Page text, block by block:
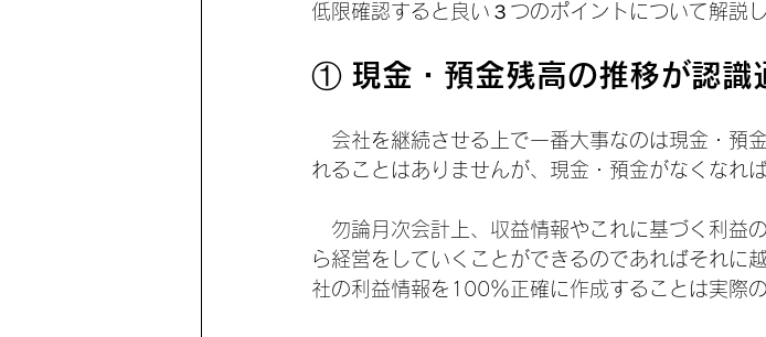
低限確認すると良い３つのポイントについて解説し
① 現金・預金残高の推移が認識
会社を継続させる上で一番大事なのは現金・預
れることはありませんが、現金・預金がなくなれ
勿論月次会計上、収益情報やこれに基づく利益
ら経営をしていくことができるのであればそれに
社の利益情報を100％正確に作成することは実際